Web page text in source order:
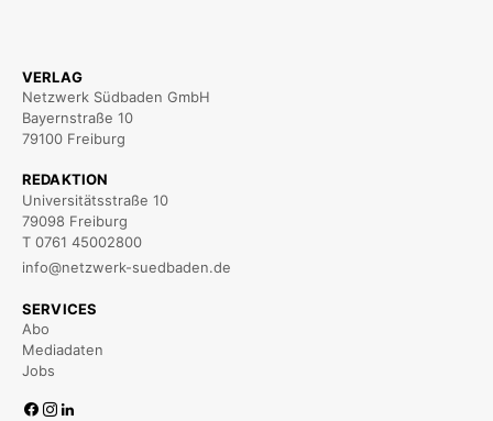
VERLAG
Netzwerk Südbaden GmbH
Bayernstraße 10
79100 Freiburg
REDAKTION
Universitätsstraße 10
79098 Freiburg
T 0761 45002800
info@netzwerk-suedbaden.de
SERVICES
Abo
Mediadaten
Jobs